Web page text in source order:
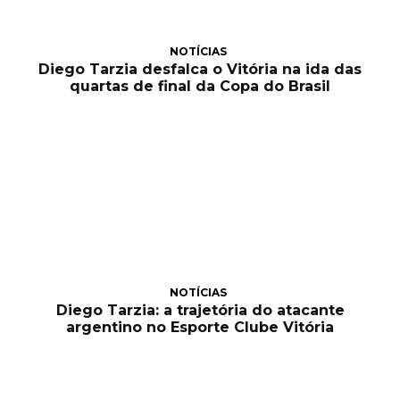
NOTÍCIAS
Diego Tarzia desfalca o Vitória na ida das
quartas de final da Copa do Brasil
NOTÍCIAS
Diego Tarzia: a trajetória do atacante
argentino no Esporte Clube Vitória